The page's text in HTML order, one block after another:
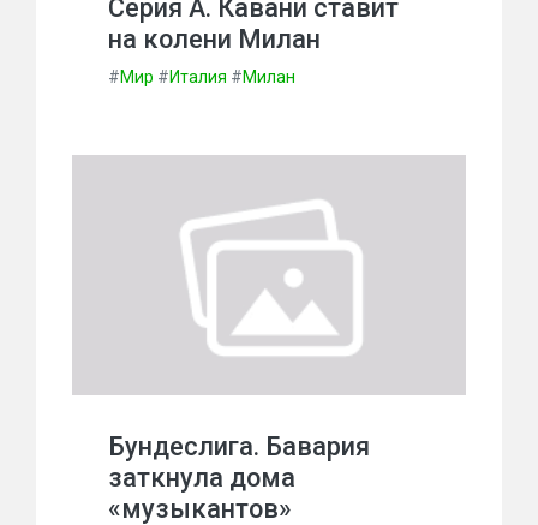
Серия А. Кавани ставит
на колени Милан
#Мир #Италия #Милан
Бундеслига. Бавария
заткнула дома
«музыкантов»